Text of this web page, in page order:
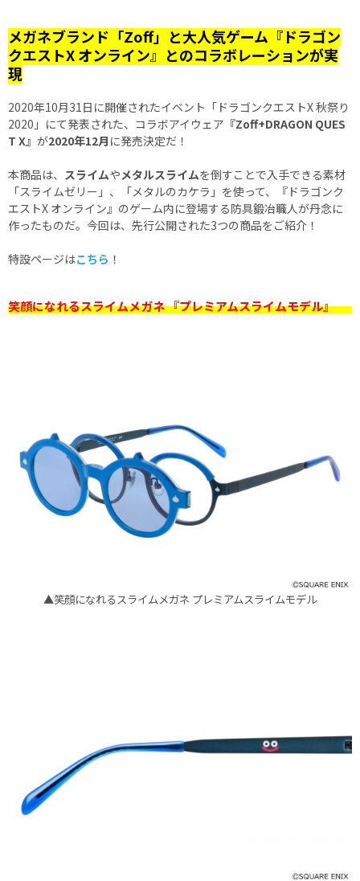
メガネブランド「Zoff」と大人気ゲーム『ドラゴン
クエストX オンライン』とのコラボレーションが実
現
2020年10月31日に開催されたイベント「ドラゴンクエストX 秋祭り
2020」にて発表された、コラボアイウェア 『Zoff+DRAGON QUES
T X』 が2020年12月 に発売決定だ！
本商品は、 スライムやメタルスライムを倒すことで入手できる素材
「スライムゼリー」、「メタルのカケラ」を使って、『ドラゴンク
エストX オンライン』のゲーム内に登場する防具鍛冶職人が丹念に
作ったものだ。今回は、先行公開された3つの商品をご紹介！
特設ページはこちら ！
笑顔になれるスライムメガネ 『プレミアムスライムモデル』
▲笑顔になれるスライムメガネ プレミアムスライムモデル